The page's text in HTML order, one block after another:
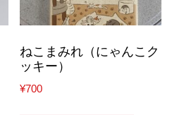
ねこまみれ（にゃんこク
ッキー）
¥700